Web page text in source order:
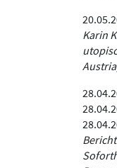
Karin